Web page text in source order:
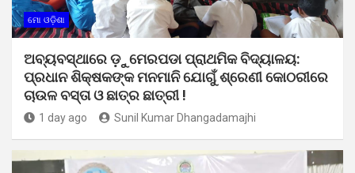
ମୋ ଓଡ଼ିଶା
ଅବ୍ୟବସ୍ଥାରେ ଡ଼ୁମେରପଡା ପ୍ରାଥମିକ ବିଦ୍ୟାଳୟ:
ପ୍ରଧାନ ଶିକ୍ଷକଙ୍କ ମନମାନି ଯୋଗୁଁ ଶ୍ରେଣୀ କୋଠରୀରେ
ଚାଉଳ ବସ୍ତା ଓ ଛାତ୍ର ଛାତ୍ରୀ !
1 day ago Sunil Kumar Dhangadamajhi